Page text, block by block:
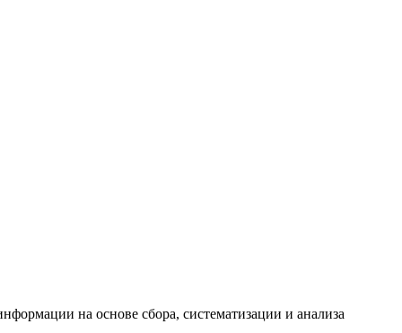
на основе сбора, систематизации и анализа